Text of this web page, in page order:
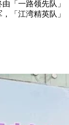
「一路领先队」
「江湾精英队」